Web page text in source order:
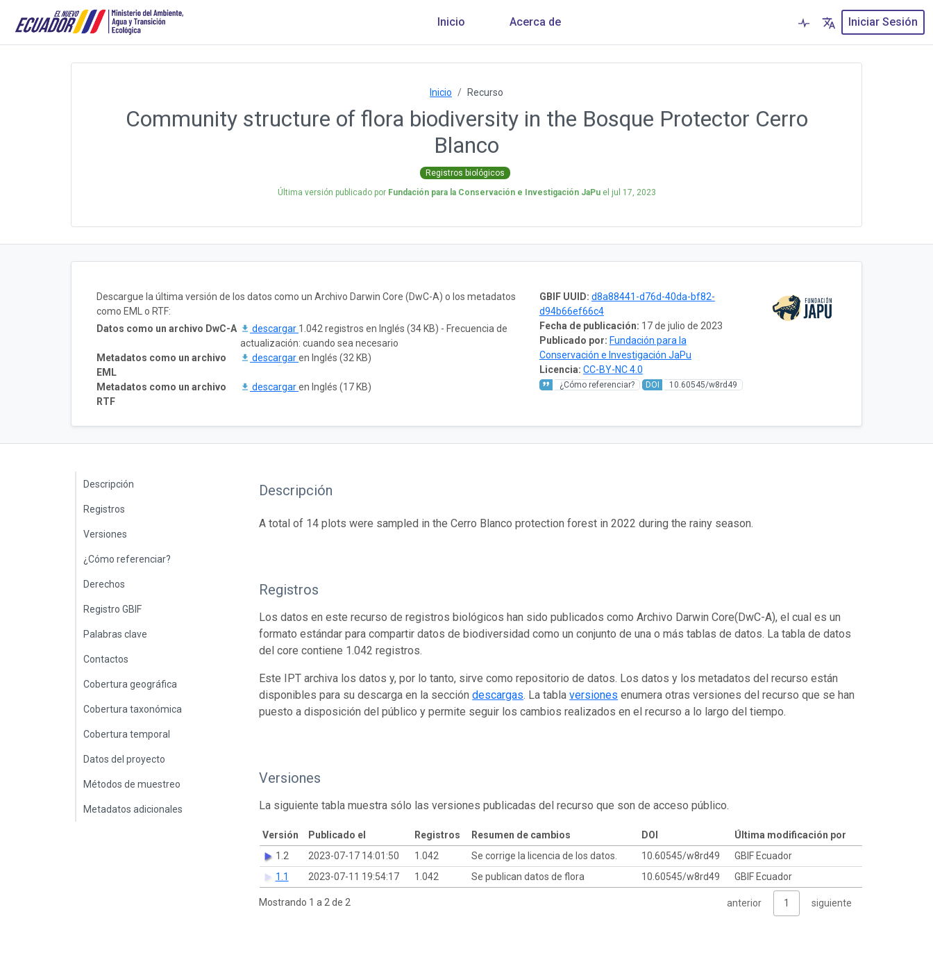
Inicio Acerca de Iniciar Sesión
Inicio Recurso
Community structure of flora biodiversity in the Bosque Protector Cerro
Blanco
Registros biológicos
Última versión publicado por Fundación para la Conservación e Investigación JaPuel jul 17, 2023
GBIF UUID: d8a88441-d76d-40da-bf82-
d94b66ef66c4
Fecha de publicación: 17 de julio de 2023
Publicado por: Fundación para la
Conservación e Investigación JaPu
Licencia: CC-BY-NC 4.0
¿Cómo referenciar? DOI 10.60545/w8rd49
Descargue la última versión de los datos como un Archivo Darwin Core (DwC-A) o los metadatos
como EML o RTF:
Datos como un archivo DwC-A
descargar 1.042 registros en Inglés (34 KB) - Frecuencia de
actualización: cuando sea necesario
Metadatos como un archivo
EML
descargaren Inglés (32 KB)
Metadatos como un archivo
RTF
descargaren Inglés (17 KB)
Descripción
Registros
Versiones
¿Cómo referenciar?
Derechos
Registro GBIF
Palabras clave
Contactos
Cobertura geográfica
Cobertura taxonómica
Cobertura temporal
Datos del proyecto
Métodos de muestreo
Metadatos adicionales
Descripción
A total of 14 plots were sampled in the Cerro Blanco protection forest in 2022 during the rainy season.
Registros
Los datos en este recurso de registros biológicos han sido publicados como Archivo Darwin Core(DwC-A), el cual es un
formato estándar para compartir datos de biodiversidad como un conjunto de una o más tablas de datos. La tabla de datos
del core contiene 1.042 registros.
Este IPT archiva los datos y, por lo tanto, sirve como repositorio de datos. Los datos y los metadatos del recurso están
disponibles para su descarga en la seccióndescargas. La tablaversiones enumera otras versiones del recurso que se han
puesto a disposición del público y permite seguir los cambios realizados en el recurso a lo largo del tiempo.
Versiones
La siguiente tabla muestra sólo las versiones publicadas del recurso que son de acceso público.
Versión Publicado el Registros Resumen de cambios DOI
Última modificación por
1.2
2023-07-17 14:01:50 1.042 Se corrige la licencia de los datos. 10.60545/w8rd49
GBIF Ecuador
1.1
2023-07-11 19:54:17 1.042 Se publican datos de flora 10.60545/w8rd49 GBIF Ecuador
Mostrando 1 a 2 de 2 anterior 1 siguiente